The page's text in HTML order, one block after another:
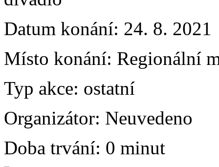
Datum konání: 24. 8. 2021
Místo konání: Regionální
Typ akce: ostatní
Organizátor: Neuvedeno
Doba trvání: 0 minut